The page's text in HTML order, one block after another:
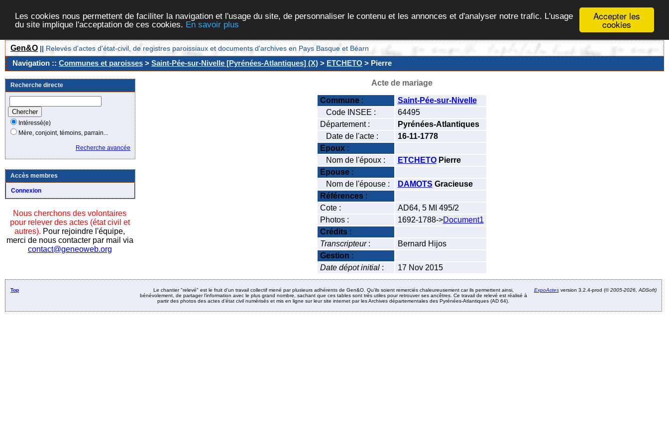
Accepter les
cookies
Les cookies nous permettent de faciliter la navigation et l'usage du site, de personnaliser le contenu et les annonces et d'analyser notre trafic. L'usage
du site implique l'acceptation de ces cookies. En savoir plus
Gen&O || Relevés d'actes d'état-civil, de registres paroissiaux et documents d'archives en Pays Basque et Béarn
Navigation :: Communes et paroisses > Saint-Pée-sur-Nivelle [Pyrénées-Atlantiques] (X) > ETCHETO > Pierre
Recherche directe
Intéressé(e)
Mère, conjoint, témoins, parrain...
Recherche avancée
Accès membres
Connexion
Nous cherchons des volontaires
pour relever des actes (état civil et
autres). Pour rejoindre l'équipe,
merci de nous contacter par mail via
contact@geneoweb.org
Acte de mariage
Commune:
Saint-Pée-sur-Nivelle
Code INSEE :
64495
Département :
Pyrénées-Atlantiques
Date de l'acte :
16-11-1778
Epoux:
Nom de l'époux :
ETCHETO Pierre
Epouse:
Nom de l'épouse :
DAMOTS Gracieuse
Références:
Cote :
AD64, 5 MI 495/2
Photos :
1692-1788->Document1
Crédits:
Transcripteur:
Bernard Hijos
Gestion :
Date dépot initial: 17 Nov 2015
Top
Le chantier "relevé" est le fruit d’un travail collectif mené par plusieurs adhérents de Gen&O. Qu’ils soient remerciés chaleureusement car ils permettent ainsi,
bénévolement, de partager l’information avec le plus grand nombre, sachant que ces tables sont très utiles pour retrouver ses ancêtres. Ce travail de relevé est réalisé à
partir des photos des actes d’état civil numérisés et mis en ligne sur leur site internet par les Archives départementales des Pyrénées-Atlantiques (AD 64).
ExpoActesversion 3.2.4-prod (©2005-2026, ADSoft)